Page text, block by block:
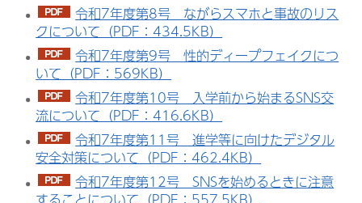
令和7年度第8号 ながらスマホと事故のリス
クについて（PDF：434.5KB）
令和7年度第9号 性的ディープフェイクにつ
いて（PDF：569KB）
令和7年度第10号 入学前から始まるSNS交
流について（PDF：416.6KB）
令和7年度第11号 進学等に向けたデジタル
安全対策について（PDF：462.4KB）
令和7年度第12号 SNSを始めるときに注意